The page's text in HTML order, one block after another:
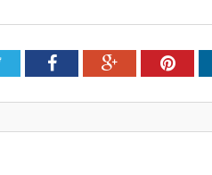
TwitterFacebookGoogle+